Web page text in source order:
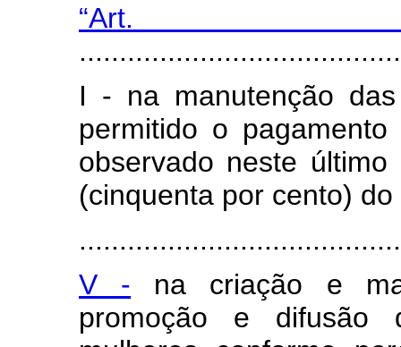
I - na manutenção
permitido o
observado neste
(cinquenta por cento)
V - na criação e
promoção e difusão